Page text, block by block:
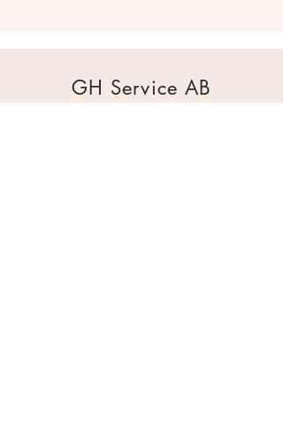
GH Service AB